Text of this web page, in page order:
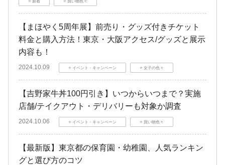
【まほやく5周年展】前売り・グッズ付きチケット
料金と購入方法！東京・大阪アクセス/グッズと展示
内容も！
2024.10.09 ⭐️ イベント・キャンペーン ⭐️ 女子の色々
【吉野家牛丼100円引き】いつからいつまで？実施
店舗/テイクアウト・デリバリーも対象か調査
2024.10.06 ⭐️ イベント・キャンペーン ⭐️ 買い物色々
【最新版】東京都の保育園・幼稚園、人気ランキン
グと選び方のコツ